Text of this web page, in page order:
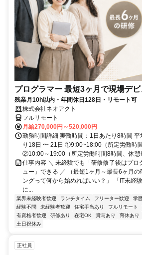
プログラマー 最短3ヶ月で現場デ
残業月10h以内・年間休日128日・リモート可
株式会社ネオアクト
フルリモート
月給270,000円～520,000円
勤務時間詳細 実働時間：1日あたり8時間
り18日 〜 21日 ①9:00~18:00（所定労働時
②10:00～19:00（所定労働時間8時間、休憩
仕事内容 ＼ 未経験でも「研修修了後はプロ
ュー」できる ／ （最短1ヶ月～最長6ヶ月の
ングって何から始めればいい？」 「IT未経
に...
業界未経験者歓迎 ランチタイム フリーター歓迎 学
経験不問
未経験者歓迎 住宅手当あり フルリモート
有資格者歓迎
研修あり 在宅OK 賞与あり 育休あり
土日祝休み
正社員